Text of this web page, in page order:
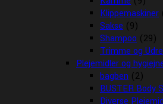
Klippemaskiner
Sakse (9)
Shampoo (29)
Trimme og
Plejemidler og
bagben (2)
BUSTER Body
Diverse